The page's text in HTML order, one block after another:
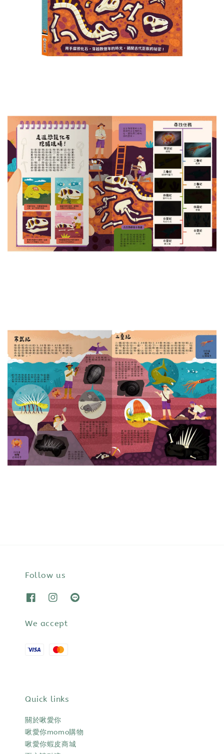
Follow us
We accept
Quick links
關於啾愛你
啾愛你momo購物
啾愛你蝦皮商城